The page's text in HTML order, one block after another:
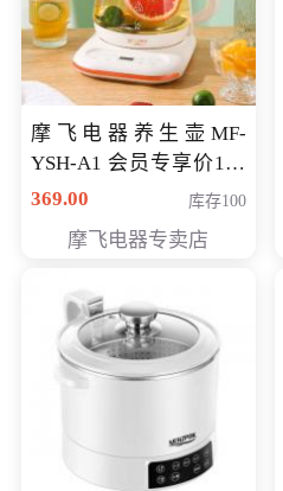
摩飞电器养生壶MF-
YSH-A1 会员专享价198
元
369.00 库存100
摩飞电器专卖店